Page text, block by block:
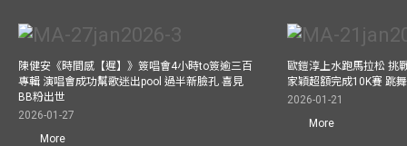
陳健安《時間感【遲】》簽唱會4小時to簽逾三百
專輯 演唱會成功幫歌迷出pool 過半新臉孔 喜見
BB粉出世
2026-01-27
More
歐鎧淳上水跑馬拉松 挑
家穎超額完成10K賽 跳
2026-01-21
More